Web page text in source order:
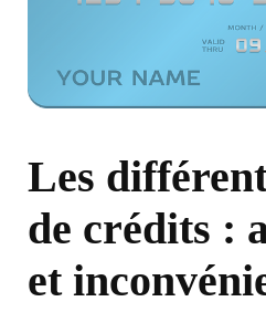
Les
de crédits :
et